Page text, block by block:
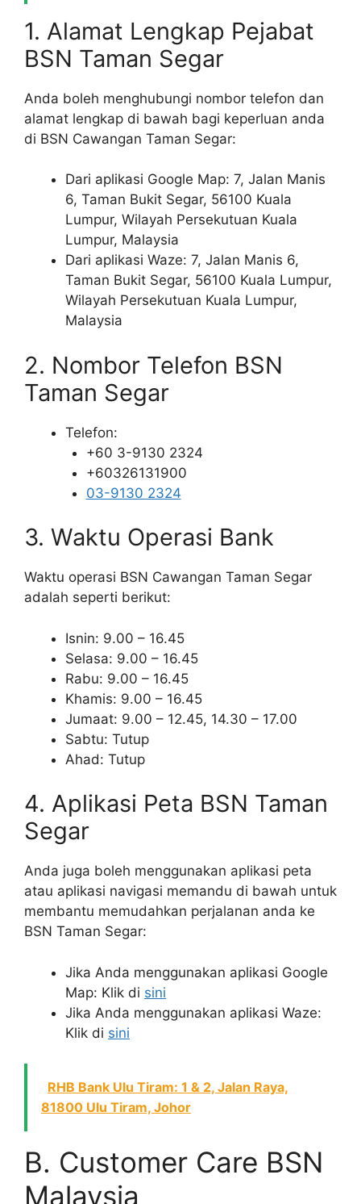
1. Alamat Lengkap Pejabat
BSN Taman Segar
Anda boleh menghubungi nombor telefon dan
alamat lengkap di bawah bagi keperluan anda
di BSN Cawangan Taman Segar:
Dari aplikasi Google Map: 7, Jalan Manis
6, Taman Bukit Segar, 56100 Kuala
Lumpur, Wilayah Persekutuan Kuala
Lumpur, Malaysia
Dari aplikasi Waze: 7, Jalan Manis 6,
Taman Bukit Segar, 56100 Kuala Lumpur,
Wilayah Persekutuan Kuala Lumpur,
Malaysia
2. Nombor Telefon BSN
Taman Segar
Telefon:
+60 3-9130 2324
+60326131900
03-9130 2324
3. Waktu Operasi Bank
Waktu operasi BSN Cawangan Taman Segar
adalah seperti berikut:
Isnin: 9.00 – 16.45
Selasa: 9.00 – 16.45
Rabu: 9.00 – 16.45
Khamis: 9.00 – 16.45
Jumaat: 9.00 – 12.45, 14.30 – 17.00
Sabtu: Tutup
Ahad: Tutup
4. Aplikasi Peta BSN Taman
Segar
Anda juga boleh menggunakan aplikasi peta
atau aplikasi navigasi memandu di bawah untuk
membantu memudahkan perjalanan anda ke
BSN Taman Segar:
Jika Anda menggunakan aplikasi Google
Map: Klik di sini
Jika Anda menggunakan aplikasi Waze:
Klik di sini
RHB Bank Ulu Tiram: 1 & 2, Jalan Raya,
81800 Ulu Tiram, Johor
B. Customer Care BSN
Malaysia